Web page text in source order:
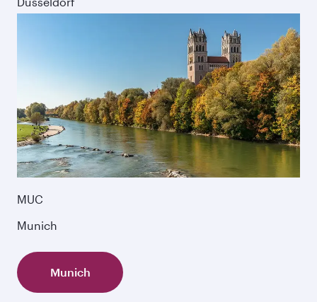
MUC
Munich
Munich